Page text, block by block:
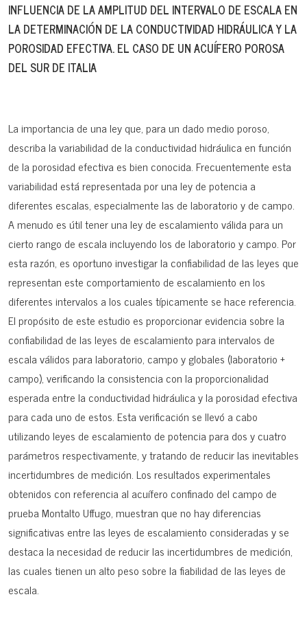
INFLUENCIA DE LA AMPLITUD DEL INTERVALO DE ESCALA EN
LA DETERMINACIÓN DE LA CONDUCTIVIDAD HIDRÁULICA Y LA
POROSIDAD EFECTIVA. EL CASO DE UN ACUÍFERO POROSA
DEL SUR DE ITALIA
La importancia de una ley que, para un dado medio poroso,
describa la variabilidad de la conductividad hidráulica en función
de la porosidad efectiva es bien conocida. Frecuentemente esta
variabilidad está representada por una ley de potencia a
diferentes escalas, especialmente las de laboratorio y de campo.
A menudo es útil tener una ley de escalamiento válida para un
cierto rango de escala incluyendo los de laboratorio y campo. Por
esta razón, es oportuno investigar la confiabilidad de las leyes que
representan este comportamiento de escalamiento en los
diferentes intervalos a los cuales típicamente se hace referencia.
El propósito de este estudio es proporcionar evidencia sobre la
confiabilidad de las leyes de escalamiento para intervalos de
escala válidos para laboratorio, campo y globales (laboratorio +
campo), verificando la consistencia con la proporcionalidad
esperada entre la conductividad hidráulica y la porosidad efectiva
para cada uno de estos. Esta verificación se llevó a cabo
utilizando leyes de escalamiento de potencia para dos y cuatro
parámetros respectivamente, y tratando de reducir las inevitables
incertidumbres de medición. Los resultados experimentales
obtenidos con referencia al acuífero confinado del campo de
prueba Montalto Uffugo, muestran que no hay diferencias
significativas entre las leyes de escalamiento consideradas y se
destaca la necesidad de reducir las incertidumbres de medición,
las cuales tienen un alto peso sobre la fiabilidad de las leyes de
escala.